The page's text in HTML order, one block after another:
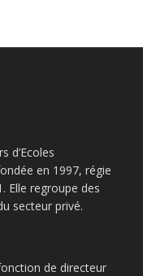
d’Ecoles
en 1997, régie
Elle regroupe des
secteur privé.
de directeur